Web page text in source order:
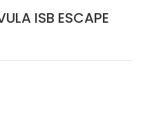
ISB ESCAPE